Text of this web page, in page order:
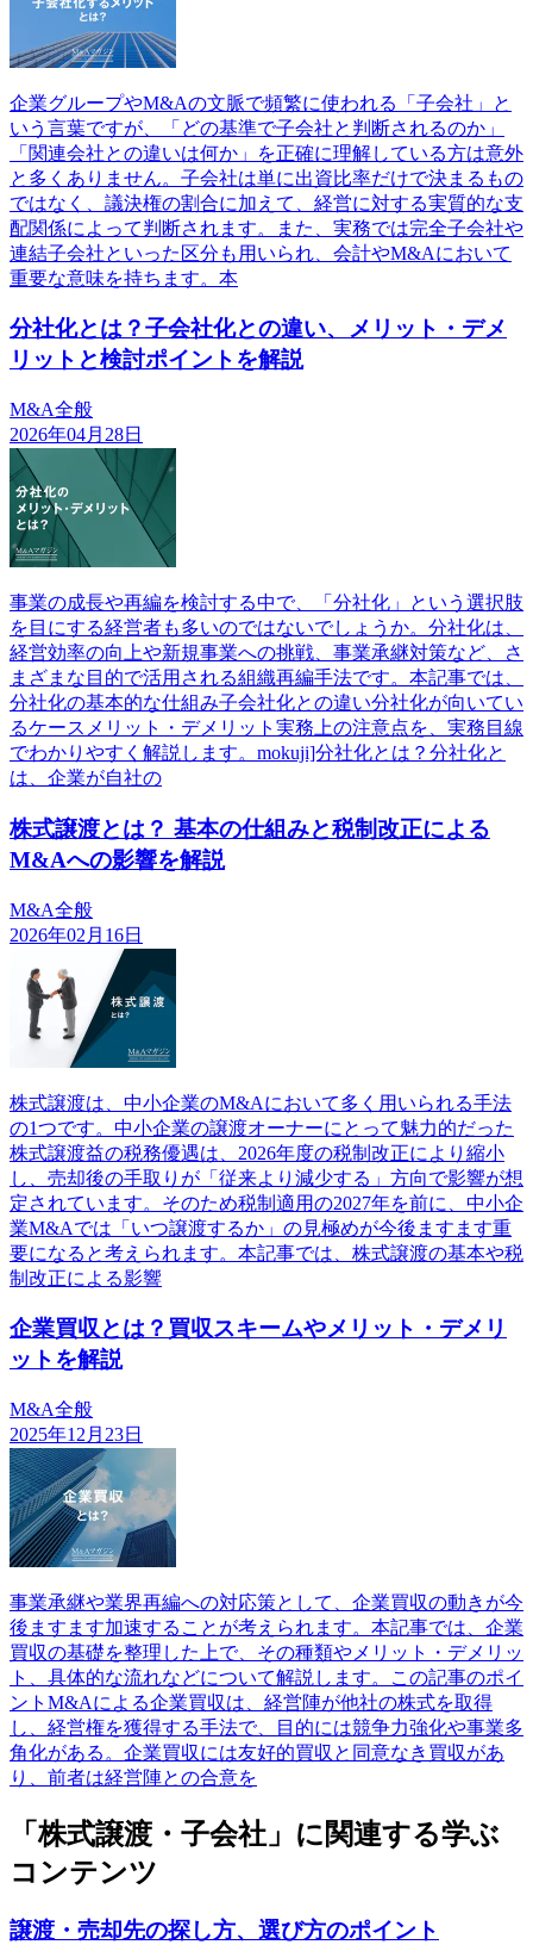
企業グループやM&Aの文脈で頻繁に使われる「子会社」と
いう言葉ですが、「どの基準で子会社と判断されるのか」
「関連会社との違いは何か」を正確に理解している方は意外
と多くありません。子会社は単に出資比率だけで決まるもの
ではなく、議決権の割合に加えて、経営に対する実質的な支
配関係によって判断されます。また、実務では完全子会社や
連結子会社といった区分も用いられ、会計やM&Aにおいて
重要な意味を持ちます。本
分社化とは？子会社化との違い、メリット・デメ
リットと検討ポイントを解説
M&A全般
2026年04月28日
事業の成長や再編を検討する中で、「分社化」という選択肢
を目にする経営者も多いのではないでしょうか。分社化は、
経営効率の向上や新規事業への挑戦、事業承継対策など、さ
まざまな目的で活用される組織再編手法です。本記事では、
分社化の基本的な仕組み子会社化との違い分社化が向いてい
るケースメリット・デメリット実務上の注意点を、実務目線
でわかりやすく解説します。mokuji]分社化とは？分社化と
は、企業が自社の
株式譲渡とは？ 基本の仕組みと税制改正による
M&Aへの影響を解説
M&A全般
2026年02月16日
株式譲渡は、中小企業のM&Aにおいて多く用いられる手法
の1つです。中小企業の譲渡オーナーにとって魅力的だった
株式譲渡益の税務優遇は、2026年度の税制改正により縮小
し、売却後の手取りが「従来より減少する」方向で影響が想
定されています。そのため税制適用の2027年を前に、中小企
業M&Aでは「いつ譲渡するか」の見極めが今後ますます重
要になると考えられます。本記事では、株式譲渡の基本や税
制改正による影響
企業買収とは？買収スキームやメリット・デメリ
ットを解説
M&A全般
2025年12月23日
事業承継や業界再編への対応策として、企業買収の動きが今
後ますます加速することが考えられます。本記事では、企業
買収の基礎を整理した上で、その種類やメリット・デメリッ
ト、具体的な流れなどについて解説します。この記事のポイ
ントM&Aによる企業買収は、経営陣が他社の株式を取得
し、経営権を獲得する手法で、目的には競争力強化や事業多
角化がある。企業買収には友好的買収と同意なき買収があ
り、前者は経営陣との合意を
「株式譲渡・子会社」に関連する学ぶ
コンテンツ
譲渡・売却先の探し方、選び方のポイント